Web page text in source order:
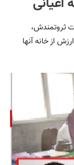
اعیانی
ثروتمندش،
از خانه آنها